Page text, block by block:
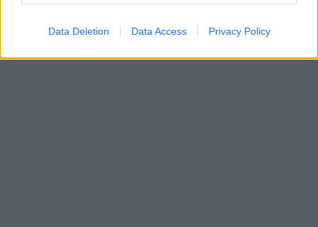
Data Deletion Data Access Privacy Policy